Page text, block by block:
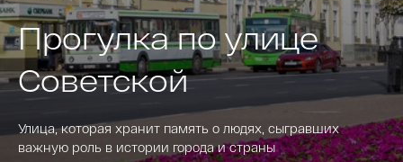
Прогулка по улице
Советской
Улица, которая хранит память о людях, сыгравших
важную роль в истории города и страны